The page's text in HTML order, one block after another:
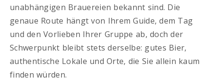
unabhängigen Brauereien bekannt sind. Die
genaue Route hängt von Ihrem Guide, dem Tag
und den Vorlieben Ihrer Gruppe ab, doch der
Schwerpunkt bleibt stets derselbe: gutes Bier,
authentische Lokale und Orte, die Sie allein kaum
finden würden.